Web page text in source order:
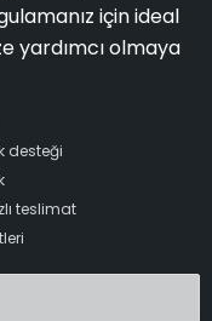
için ideal
yardımcı olmaya
desteği
teslimat